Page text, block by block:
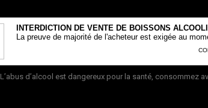
INTERDICTION DE VENTE DE BOISSONS
La preuve de majorité de l'acheteur est exigée au
L’abus d’alcool est dangereux pour la santé, consommez